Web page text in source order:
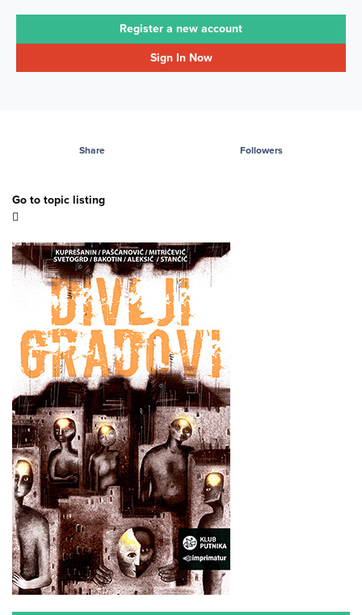
Register a new account
Sign In Now
Share Followers
Go to topic listing